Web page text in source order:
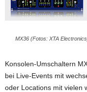
MX36 (Fotos: XTA
Konsolen-Umschaltern
bei Live-Events mit
oder Locations mit vielen